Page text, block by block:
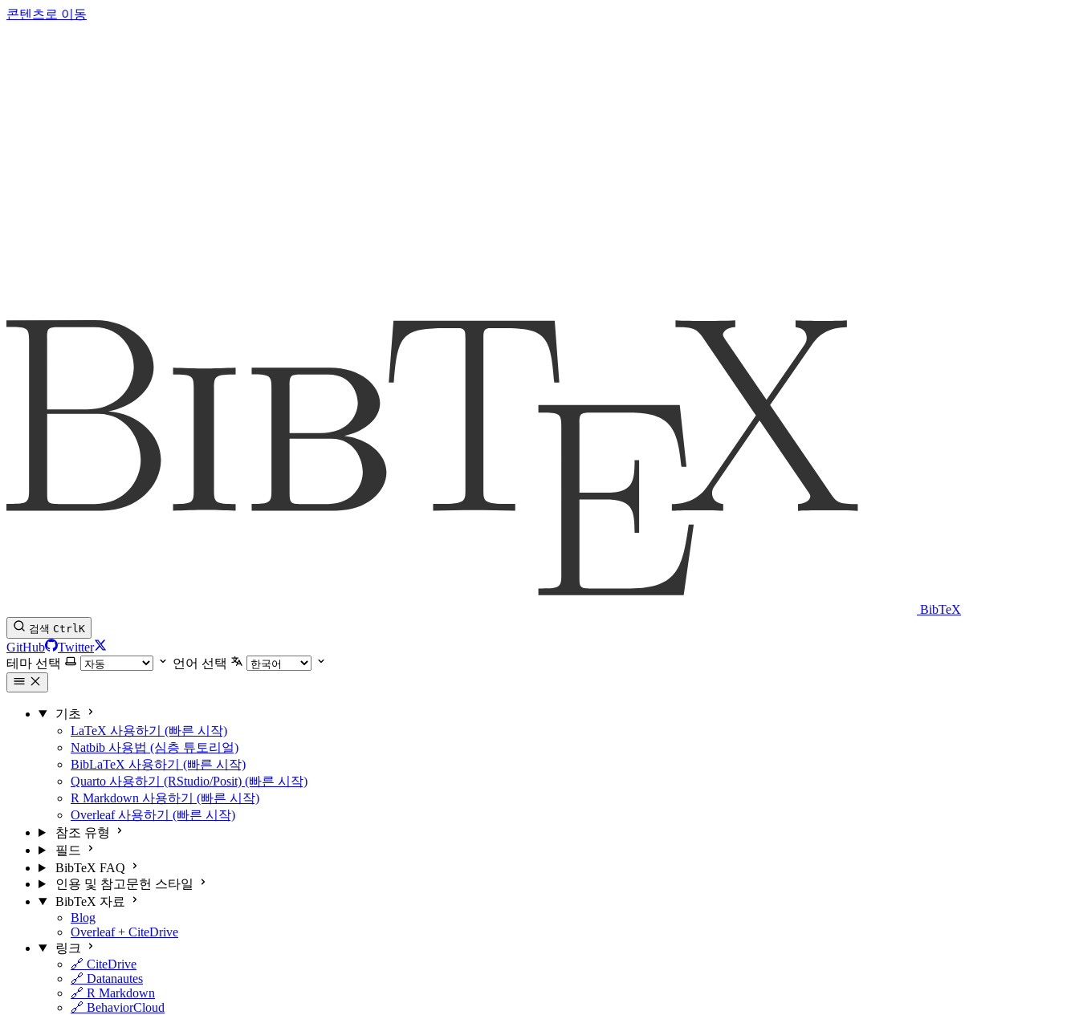
콘텐츠로 이동
BibTeX
검색 CtrlK
GitHub
Twitter
테마 선택
언어 선택
기초
LaTeX 사용하기 (빠른 시작)
Natbib 사용법 (심층 튜토리얼)
BibLaTeX 사용하기 (빠른 시작)
Quarto 사용하기 (RStudio/Posit) (빠른 시작)
R Markdown 사용하기 (빠른 시작)
Overleaf 사용하기 (빠른 시작)
참조 유형
필드
BibTeX FAQ
인용 및 참고문헌 스타일
BibTeX 자료
Blog
Overleaf + CiteDrive
링크
🔗 CiteDrive
🔗 Datanautes
🔗 R Markdown
🔗 BehaviorCloud